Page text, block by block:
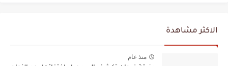
الاكثر مشاهدة
منذ عام